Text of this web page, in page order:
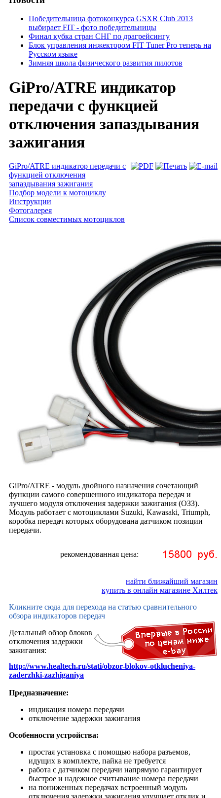
Победительница фотоконкурса GSXR Club 2013
выбирает FIT - фото победительницы
Финал кубка стран СНГ по драгрейсингу
Блок управления инжектором FIT Tuner Pro теперь на
Русском языке
Зимняя школа физического развития пилотов
GiPro/ATRE индикатор
передачи с функцией
отключения запаздывания
зажигания
GiPro/ATRE индикатор передачи с
функцией отключения
запаздывания зажигания
Подбор модели к мотоциклу
Инструкции
Фотогалерея
Список совместимых мотоциклов
GiPro/ATRE - модуль двойного назначения сочетающий
функции самого совершенного индикатора передач и
лучшего модуля отключения задержки зажигания (ОЗЗ).
Модуль работает с мотоциклами Suzuki, Kawasaki, Triumph,
коробка передач которых оборудована датчиком позиции
передачи.
рекомендованная цена:
найти ближайший магазин
купить в онлайн магазине Хилтек
Кликните сюда для перехода на статью сравнительного
обзора индикаторов передач
Детальный обзор блоков
отключения задержки
зажигания:
http://www.healtech.ru/stati/obzor-blokov-otklucheniya-
zaderzhki-zazhiganiya
Предназначение:
индикация номера передачи
отключение задержки зажигания
Особенности устройства:
простая установка с помощью набора разъемов,
идущих в комплекте, пайка не требуется
работа с датчиком передачи напрямую гарантирует
быстрое и надежное считывание номера передачи
на пониженных передачах встроенный модуль